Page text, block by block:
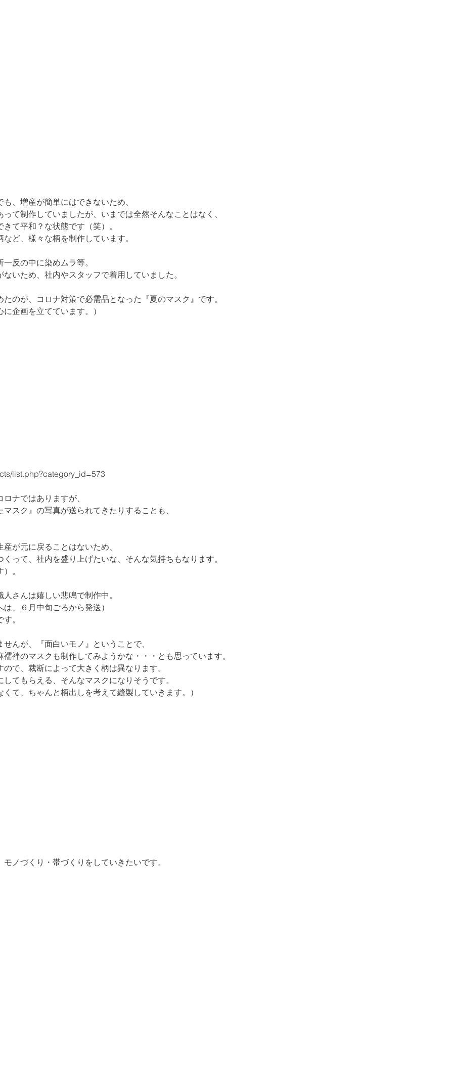
、増産が簡単にはできないため、
て制作していましたが、いまでは全然そんなことはなく、
て平和？な状態です（笑）。
ど、様々な柄を制作しています。
反の中に染めムラ等。
いため、社内やスタッフで着用していました。
のが、コロナ対策で必需品となった『夏のマスク』です。
企画を立てています。）
list.php?category_id=573
ナではありますが、
スク』の写真が送られてきたりすることも、
が元に戻ることはないため、
って、社内を盛り上げたいな、そんな気持ちもなります。
。
さんは嬉しい悲鳴で制作中。
、６月中旬ごろから発送）
。
んが、『面白いモノ』ということで、
袢のマスクも制作してみようかな・・・とも思っています。
で、裁断によって大きく柄は異なります。
てもらえる、そんなマスクになりそうです。
くて、ちゃんと柄出しを考えて縫製していきます。）
ノづくり・帯づくりをしていきたいです。